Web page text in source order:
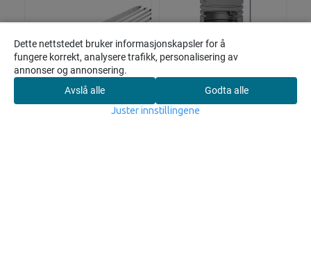
Søk
Dette nettstedet bruker informasjonskapsler for å
fungere korrekt, analysere trafikk, personalisering av
annonser og annonsering.
Avslå alle
Godta alle
Juster innstillingene